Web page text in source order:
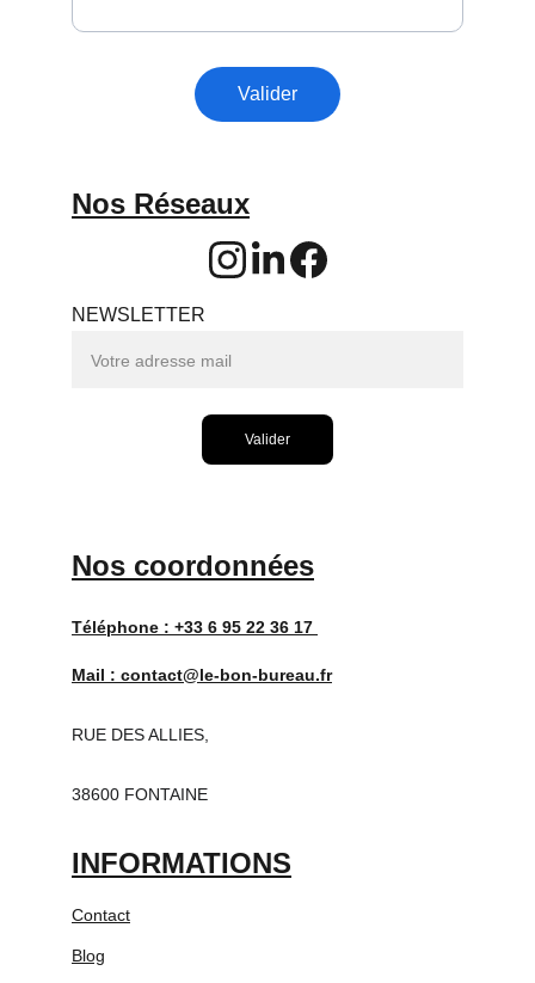
Valider
Téléphone : +33 6 95 22 36 17
Mail : contact@le-bon-bureau.fr
RUE DES ALLIES,
38600 FONTAINE
Contact
Blog
Nos Réseaux
Nos coordonnées
INFORMATIONS
NEWSLETTER
Valider